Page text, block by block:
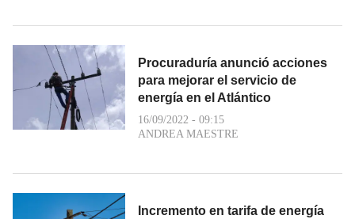
Procuraduría anunció acciones
para mejorar el servicio de
energía en el Atlántico
16/09/2022 - 09:15
ANDREA MAESTRE
Incremento en tarifa de energía